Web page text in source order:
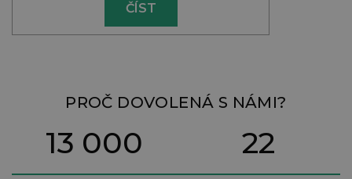
ČÍST
PROČ DOVOLENÁ S NÁMI?
13 000 22